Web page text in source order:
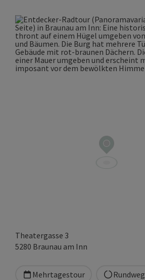
Theatergasse 3
5280 Braunau am Inn
Mehrtagestour Rundweg